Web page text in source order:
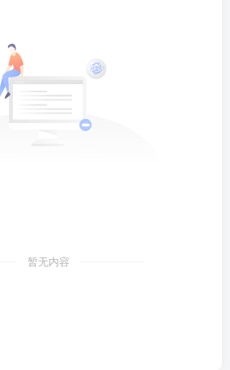
暂无内容